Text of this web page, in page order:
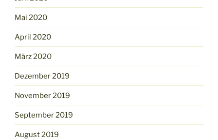
Mai 2020
April 2020
März 2020
Dezember 2019
November 2019
September 2019
August 2019